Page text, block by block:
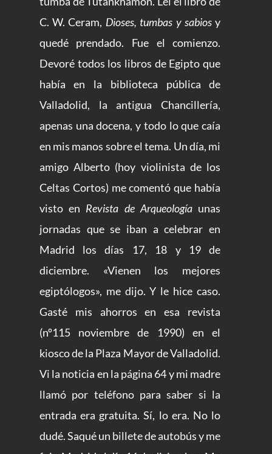
C. W. Ceram, Dioses, tumbas y sabiosy
quedé prendado. Fue el comienzo.
Devoré todos los libros de Egipto que
había en la biblioteca pública de
Valladolid, la antigua Chancillería,
apenas una docena, y todo lo que caía
en mis manos sobre el tema. Un día, mi
amigo Alberto (hoy violinista de los
Celtas Cortos) me comentó que había
visto en Revista de Arqueologíaunas
jornadas que se iban a celebrar en
Madrid los días 17, 18 y 19 de
diciembre. «Vienen los mejores
egiptólogos», me dijo. Y le hice caso.
Gasté mis ahorros en esa revista
(nº115 noviembre de 1990) en el
kiosco de la Plaza Mayor de Valladolid.
Vi la noticia en la página 64 y mi madre
llamó por teléfono para saber si la
entrada era gratuita. Sí, lo era. No lo
dudé. Saqué un billete de autobús y me